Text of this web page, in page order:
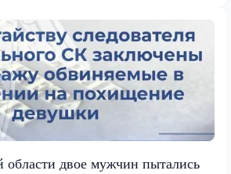
области двое мужчин пытались